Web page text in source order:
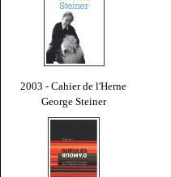
2003 - Cahier de l'Herne
George Steiner